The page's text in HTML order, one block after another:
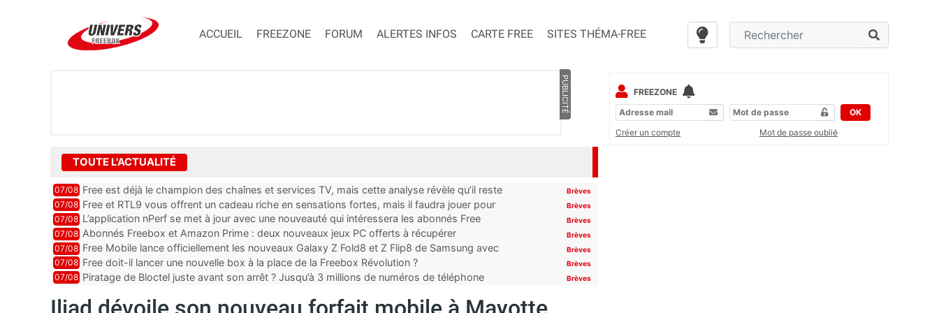
ACCUEIL FREEZONE FORUM ALERTES INFOS CARTE FREE SITES THÉMA-FREE
PUBLICITÉ
TOUTE L'ACTUALITÉ
07/08 Free est déjà le champion des chaînes et services TV, mais cette analyse révèle qu’il reste
encore au moin...
Brèves
07/08 Free et RTL9 vous offrent un cadeau riche en sensations fortes, mais il faudra jouer pour
l’obtenir
Brèves
07/08 L’application nPerf se met à jour avec une nouveauté qui intéressera les abonnés Free
Mobile, Orange, SFR ...
Brèves
07/08 Abonnés Freebox et Amazon Prime : deux nouveaux jeux PC offerts à récupérer Brèves
07/08 Free Mobile lance officiellement les nouveaux Galaxy Z Fold8 et Z Flip8 de Samsung avec
des promos et des cadeaux
Brèves
07/08 Free doit-il lancer une nouvelle box à la place de la Freebox Révolution ? Brèves
07/08 Piratage de Bloctel juste avant son arrêt ? Jusqu’à 3 millions de numéros de téléphone
Brèves
FREEZONE
OK
Créer un compte
Mot de passe oublié